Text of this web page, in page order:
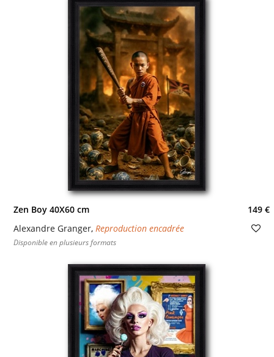
Zen Boy 40X60 cm
149 €
Alexandre Granger, Reproduction encadrée
Disponible en plusieurs formats